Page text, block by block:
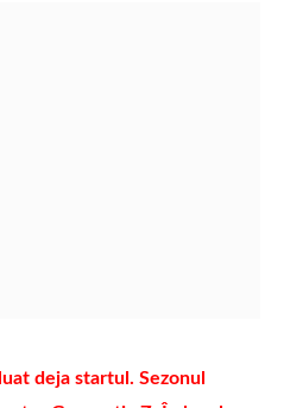
deja startul. Sezonul